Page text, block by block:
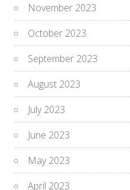
November 2023
October 2023
September 2023
August 2023
July 2023
June 2023
May 2023
April 2023